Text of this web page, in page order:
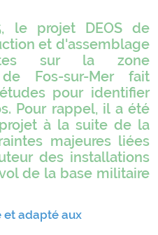
le projet DEOS de
et d'assemblage
sur la zone
de Fos-sur-Mer fait
pour identifier
Pour rappel, il a été
à la suite de la
majeures liées
des installations
de la base militaire
et adapté aux